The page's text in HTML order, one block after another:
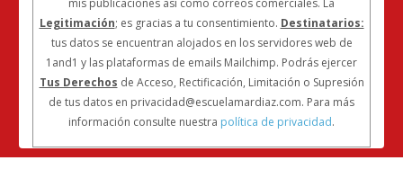
mis publicaciones así como correos comerciales. La
Legitimación; es gracias a tu consentimiento. Destinatarios:
tus datos se encuentran alojados en los servidores web de
1and1 y las plataformas de emails Mailchimp. Podrás ejercer
Tus Derechos de Acceso, Rectificación, Limitación o Supresión
de tus datos en privacidad@escuelamardiaz.com. Para más
información consulte nuestra política de privacidad.